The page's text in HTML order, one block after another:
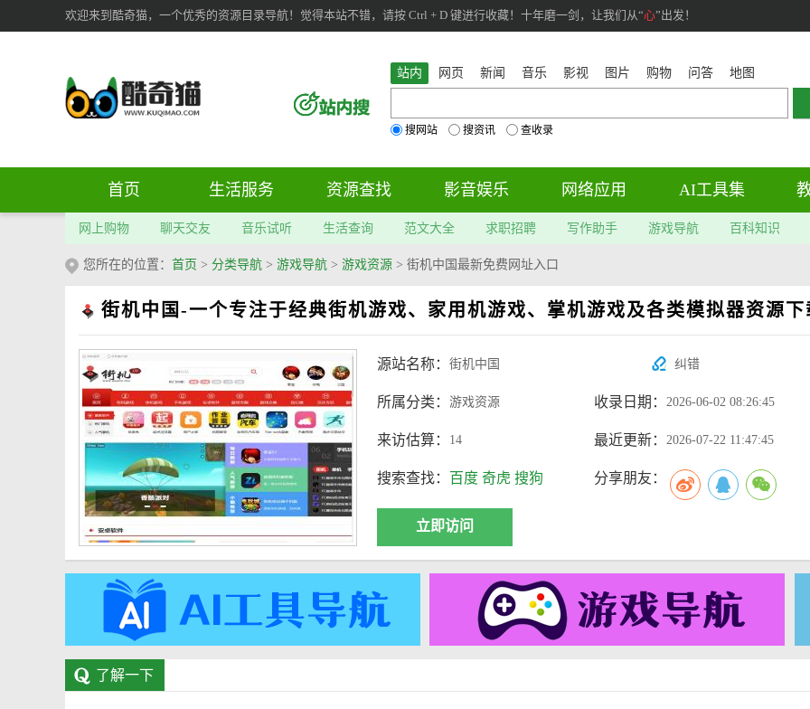
欢迎来到酷奇猫，一个优秀的资源目录导航！觉得本站不错，请按 Ctrl + D 键进行收藏！十年磨一剑，让我们从“心”出发！
站内 网页 新闻 音乐 影视 图片 购物 问答 地图
搜网站 搜资讯 查收录
首页 生活服务 资源查找 影音娱乐 网络应用 AI工具集
网上购物 聊天交友 音乐试听 生活查询 范文大全 求职招聘 写作助手 游戏导航 百科知识
您所在的位置： 首页 > 分类导航 > 游戏导航 > 游戏资源 > 街机中国最新免费网址入口
街机中国-一个专注于经典街机游戏、家用机游戏、掌机游戏及各类模拟器资源下
源站名称： 街机中国 纠错
所属分类： 游戏资源 收录日期： 2026-06-02 08:26:45
来访估算： 14 最近更新： 2026-07-22 11:47:45
搜索查找： 百度 奇虎 搜狗 分享朋友：
立即访问
了解一下